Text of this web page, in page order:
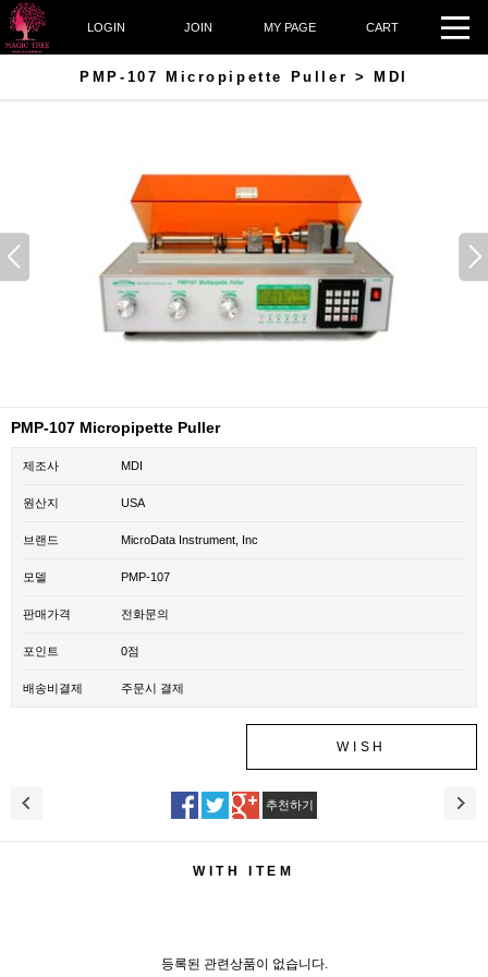
LOGIN JOIN MY PAGE CART
PMP-107 Micropipette Puller > MDI
PMP-107 Micropipette Puller
제조사 MDI
원산지 USA
브랜드 MicroData Instrument, Inc
모델 PMP-107
판매가격 전화문의
포인트 0점
배송비결제 주문시 결제
WISH
추천하기
WITH ITEM
등록된 관련상품이 없습니다.